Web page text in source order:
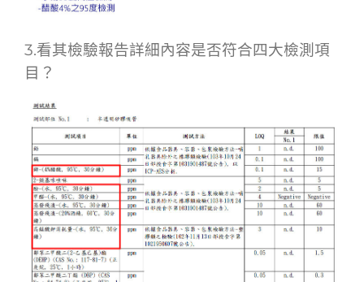
3.看其檢驗報告詳細內容是否符合四大檢測項
目？